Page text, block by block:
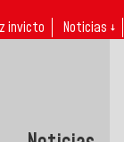
invicto Noticias ↓